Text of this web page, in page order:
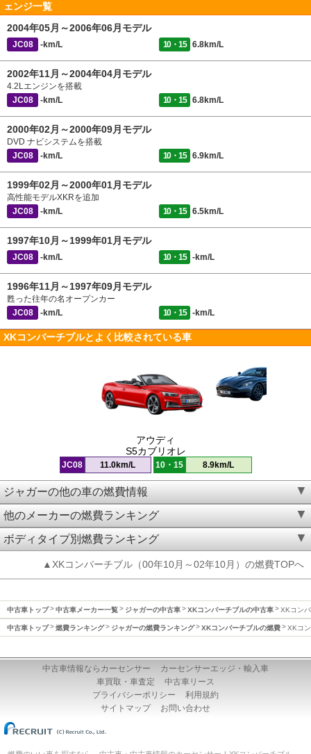
ェンジ一覧
2004年05月～2006年06月モデル
JC08 -km/L 10・15 6.8km/L
2002年11月～2004年04月モデル
4.2Lエンジンを搭載
JC08
-km/L 10・15 6.8km/L
2000年02月～2000年09月モデル
DVD ナビシステムを搭載
JC08
-km/L 10・15 6.9km/L
1999年02月～2000年01月モデル
高性能モデルXKRを追加
JC08
-km/L 10・15 6.5km/L
1997年10月～1999年01月モデル
JC08 -km/L 10・15 -km/L
1996年11月～1997年09月モデル
甦った往年の名オープンカー
JC08
-km/L 10・15 -km/L
XKコンバーチブルとよく比較されている車
アウディ
S5カブリオレ
JC08 11.0km/L 10・15 8.9km/L
ジャガーの他の車の燃費情報
他のメーカーの燃費ランキング
ボディタイプ別燃費ランキング
▲XKコンバーチブル（00年10月～02年10月）の燃費TOPへ
中古車トップ 中古車メーカー一覧 ジャガーの中古車 XKコンバーチブルの中古車 XKコン
中古車トップ 燃費ランキング ジャガーの燃費ランキング XKコンバーチブルの燃費 XKコ
中古車情報ならカーセンサー
カーセンサーエッジ・輸入車
車買取・車査定
中古車リース
プライバシーポリシー
利用規約
サイトマップ
お問い合わせ